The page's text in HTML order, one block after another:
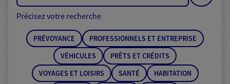
de
Précisez votre recherche
PRÉVOYANCE
PROFESSIONNELS ET ENTREPRISE
VÉHICULES
PRÊTS ET CRÉDITS
VOYAGES ET LOISIRS
SANTÉ
HABITATION